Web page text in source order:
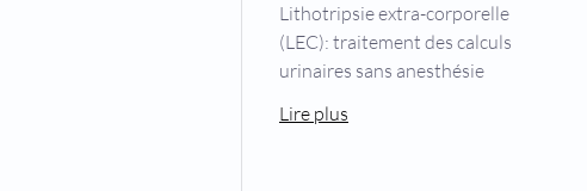
Lithotripsie extra-corporelle
(LEC): traitement des calculs
urinaires sans anesthésie
Lire plus